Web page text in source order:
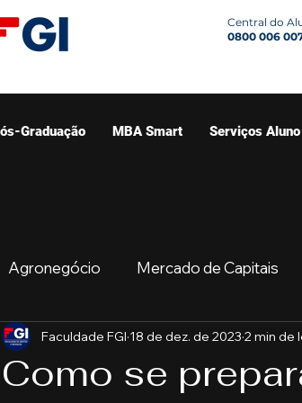
Central do
0800 006
Graduação MBA Smart Serviços Aluno
Agronegócio Mercado de Capitais
Resumo do Mercado Sua
Como se
Faculdade FGI 18 de dez. de 2023 2 min de